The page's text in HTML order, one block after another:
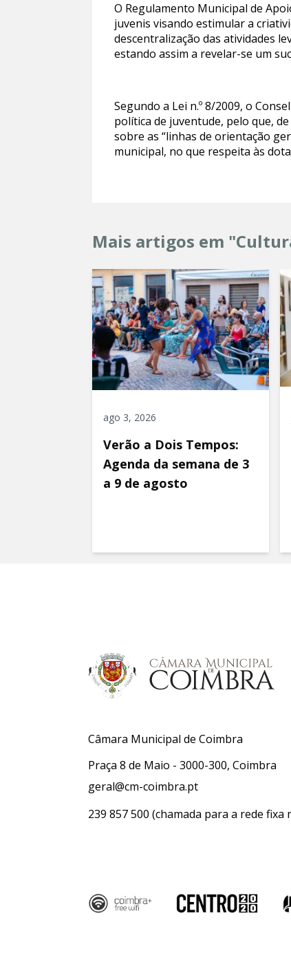
O Regulamento Municipal de
juvenis visando estimular a
descentralização das atividades
estando assim a revelar-se um
Segundo a Lei n.º 8/2009, o
política de juventude, pelo que,
sobre as “linhas de orientação
municipal, no que respeita às
Mais artigos em
ago 3, 2026
Verão a Dois Tempos:
Agenda da semana de 3
a 9 de agosto
Câmara Municipal de Coimbra
Praça 8 de Maio - 3000-300, Coimbra
geral@cm-coimbra.pt
239 857 500 (chamada para a rede fixa